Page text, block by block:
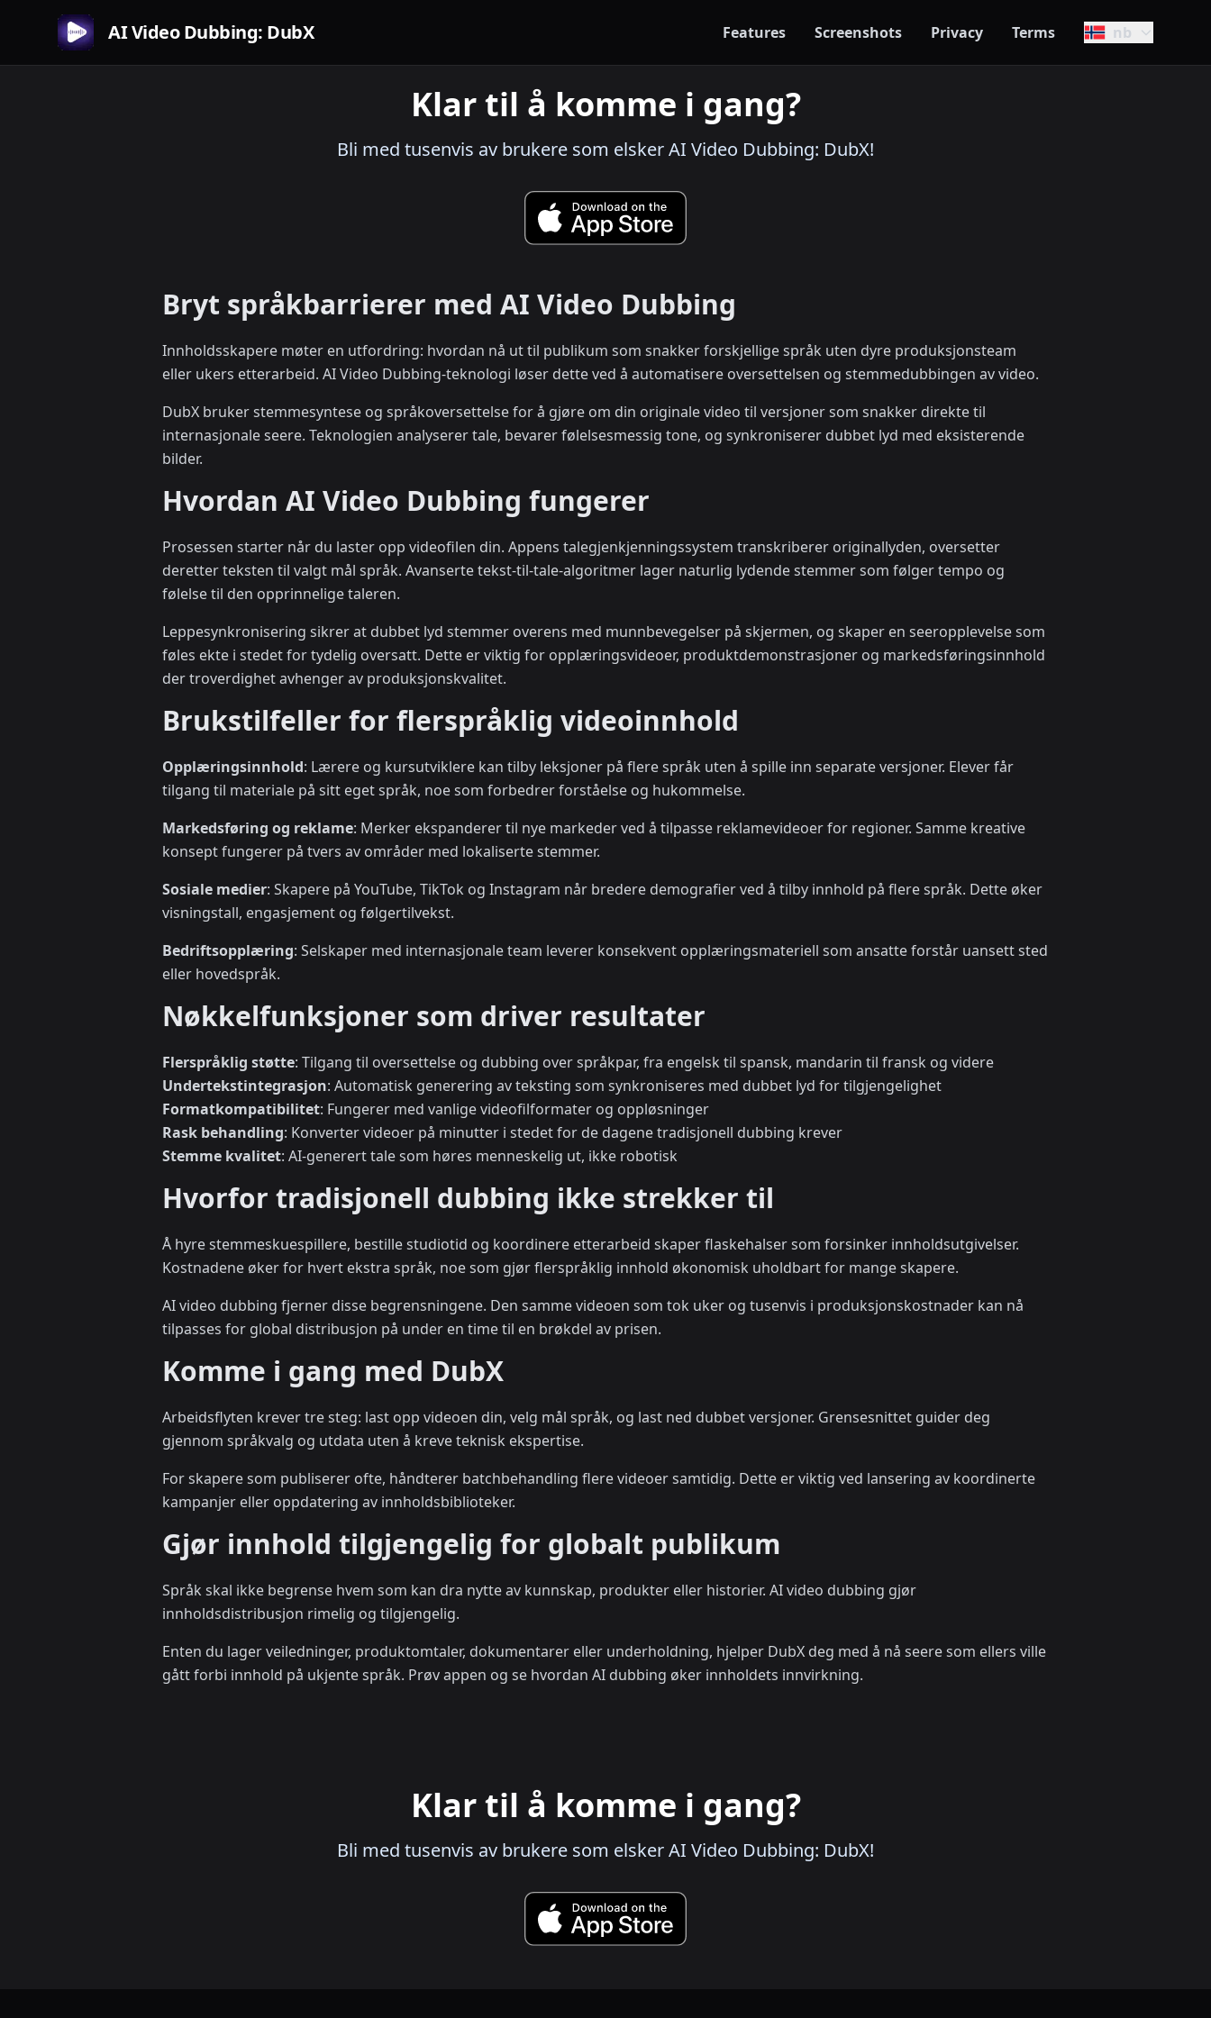
AI Video Dubbing: DubX Features Screenshots Privacy Terms nb
Klar til å komme i gang?
Bli med tusenvis av brukere som elsker AI Video Dubbing: DubX!
Bryt språkbarrierer med AI Video Dubbing
Innholdsskapere møter en utfordring: hvordan nå ut til publikum som snakker forskjellige språk uten dyre produksjonsteam
eller ukers etterarbeid. AI Video Dubbing-teknologi løser dette ved å automatisere oversettelsen og stemmedubbingen av video.
DubX bruker stemmesyntese og språkoversettelse for å gjøre om din originale video til versjoner som snakker direkte til
internasjonale seere. Teknologien analyserer tale, bevarer følelsesmessig tone, og synkroniserer dubbet lyd med eksisterende
bilder.
Hvordan AI Video Dubbing fungerer
Prosessen starter når du laster opp videofilen din. Appens talegjenkjenningssystem transkriberer originallyden, oversetter
deretter teksten til valgt mål språk. Avanserte tekst-til-tale-algoritmer lager naturlig lydende stemmer som følger tempo og
følelse til den opprinnelige taleren.
Leppesynkronisering sikrer at dubbet lyd stemmer overens med munnbevegelser på skjermen, og skaper en seeropplevelse som
føles ekte i stedet for tydelig oversatt. Dette er viktig for opplæringsvideoer, produktdemonstrasjoner og markedsføringsinnhold
der troverdighet avhenger av produksjonskvalitet.
Brukstilfeller for flerspråklig videoinnhold
Opplæringsinnhold: Lærere og kursutviklere kan tilby leksjoner på flere språk uten å spille inn separate versjoner. Elever får
tilgang til materiale på sitt eget språk, noe som forbedrer forståelse og hukommelse.
Markedsføring og reklame: Merker ekspanderer til nye markeder ved å tilpasse reklamevideoer for regioner. Samme kreative
konsept fungerer på tvers av områder med lokaliserte stemmer.
Sosiale medier: Skapere på YouTube, TikTok og Instagram når bredere demografier ved å tilby innhold på flere språk. Dette øker
visningstall, engasjement og følgertilvekst.
Bedriftsopplæring: Selskaper med internasjonale team leverer konsekvent opplæringsmateriell som ansatte forstår uansett sted
eller hovedspråk.
Nøkkelfunksjoner som driver resultater
Flerspråklig støtte: Tilgang til oversettelse og dubbing over språkpar, fra engelsk til spansk, mandarin til fransk og videre
Undertekstintegrasjon: Automatisk generering av teksting som synkroniseres med dubbet lyd for tilgjengelighet
Formatkompatibilitet: Fungerer med vanlige videofilformater og oppløsninger
Rask behandling: Konverter videoer på minutter i stedet for de dagene tradisjonell dubbing krever
Stemme kvalitet: AI-generert tale som høres menneskelig ut, ikke robotisk
Hvorfor tradisjonell dubbing ikke strekker til
Å hyre stemmeskuespillere, bestille studiotid og koordinere etterarbeid skaper flaskehalser som forsinker innholdsutgivelser.
Kostnadene øker for hvert ekstra språk, noe som gjør flerspråklig innhold økonomisk uholdbart for mange skapere.
AI video dubbing fjerner disse begrensningene. Den samme videoen som tok uker og tusenvis i produksjonskostnader kan nå
tilpasses for global distribusjon på under en time til en brøkdel av prisen.
Komme i gang med DubX
Arbeidsflyten krever tre steg: last opp videoen din, velg mål språk, og last ned dubbet versjoner. Grensesnittet guider deg
gjennom språkvalg og utdata uten å kreve teknisk ekspertise.
For skapere som publiserer ofte, håndterer batchbehandling flere videoer samtidig. Dette er viktig ved lansering av koordinerte
kampanjer eller oppdatering av innholdsbiblioteker.
Gjør innhold tilgjengelig for globalt publikum
Språk skal ikke begrense hvem som kan dra nytte av kunnskap, produkter eller historier. AI video dubbing gjør
innholdsdistribusjon rimelig og tilgjengelig.
Enten du lager veiledninger, produktomtaler, dokumentarer eller underholdning, hjelper DubX deg med å nå seere som ellers ville
gått forbi innhold på ukjente språk. Prøv appen og se hvordan AI dubbing øker innholdets innvirkning.
Klar til å komme i gang?
Bli med tusenvis av brukere som elsker AI Video Dubbing: DubX!